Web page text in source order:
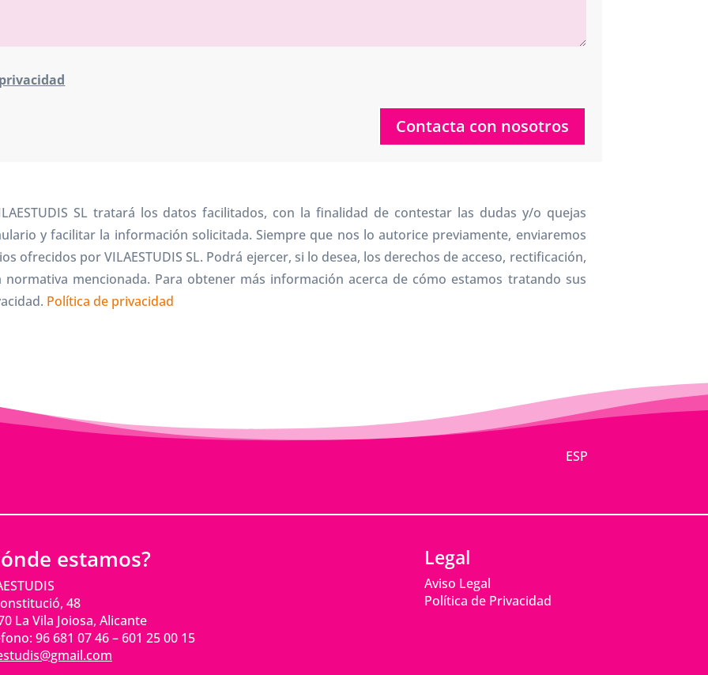
Contacta con nosotros
SL tratará los datos facilitados, con la finalidad de contestar las dudas y/o quejas
y facilitar la información solicitada. Siempre que nos lo autorice previamente, enviaremos
ofrecidos por VILAESTUDIS SL. Podrá ejercer, si lo desea, los derechos de acceso, rectificación,
mencionada. Para obtener más información acerca de cómo estamos tratando sus
Política de privacidad
ESP
estamos?
48
La Vila Joiosa, Alicante
96 681 07 46 – 601 25 00 15
Legal
Aviso Legal
Política de Privacidad